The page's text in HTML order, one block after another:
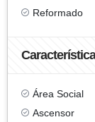
Reformado
Área Social
Ascensor